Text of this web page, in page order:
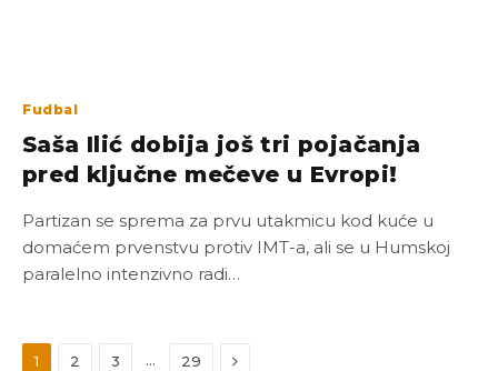
Fudbal
Saša Ilić dobija još tri pojačanja
pred ključne mečeve u Evropi!
Partizan se sprema za prvu utakmicu kod kuće u
domaćem prvenstvu protiv IMT-a, ali se u Humskoj
paralelno intenzivno radi…
1 2 3 … 29 Next